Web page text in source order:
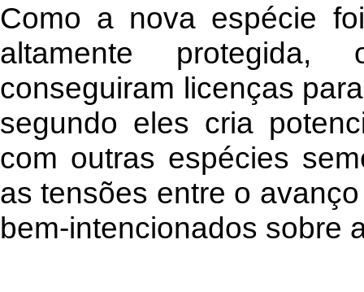
Como a nova espécie
altamente protegida,
conseguiram licenças
segundo eles cria
com outras espécies
as tensões entre o
bem-intencionados sobre